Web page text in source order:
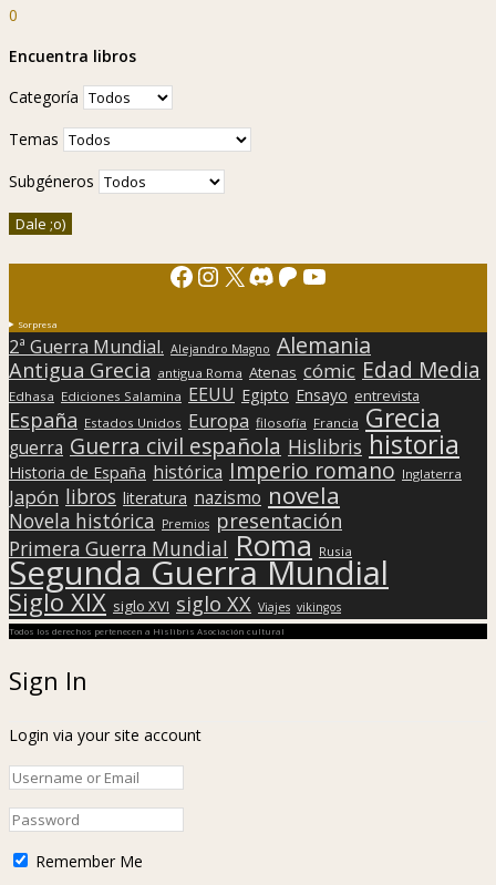
0
Encuentra libros
Categoría
Temas
Subgéneros
Facebook
Instagram
X Discord
Patreon
YouTube
Sorpresa
2ª Guerra Mundial. Alejandro Magno Alemania
Antigua Grecia antigua Roma Atenas cómic Edad Media
Edhasa Ediciones Salamina EEUU Egipto Ensayo entrevista
España Estados Unidos Europa filosofía Francia Grecia
guerra Guerra civil española Hislibris historia
Historia de España histórica Imperio romano Inglaterra
Japón libros literatura nazismo novela
Novela histórica Premios presentación
Primera Guerra Mundial Roma Rusia
Segunda Guerra Mundial
Siglo XIX siglo XVI siglo XX Viajes vikingos
Todos los derechos pertenecen a Hislibris Asociación cultural
Sign In
Login via your site account
Remember Me